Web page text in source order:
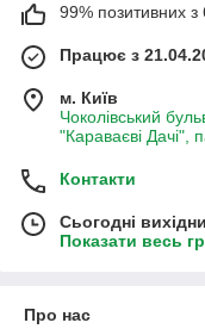
99% позитивних з
Працює з
м. Київ
Чоколівський
"Караваєві Дачі",
Контакти
Сьогодні
Показати весь
Про нас